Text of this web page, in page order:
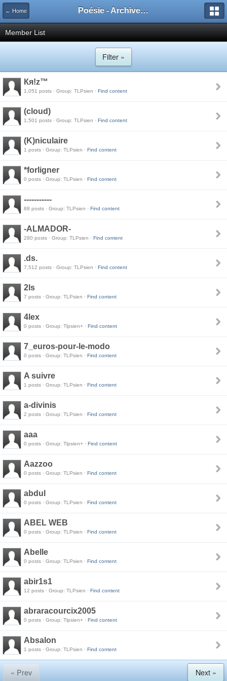
← Home Poésie - Archives de Toute La Poésie - 2005 - 2006
Member List
Filter »
Кя!z™
1,051 posts · Group: TLPsien · Find content
(cloud)
1,501 posts · Group: TLPsien · Find content
(K)niculaire
1 posts · Group: TLPsien · Find content
*forligner
0 posts · Group: TLPsien · Find content
-----------
88 posts · Group: TLPsien · Find content
-ALMADOR-
280 posts · Group: TLPsien · Find content
.ds.
7,512 posts · Group: TLPsien · Find content
2ls
7 posts · Group: TLPsien · Find content
4lex
0 posts · Group: Tlpsien+ · Find content
7_euros-pour-le-modo
0 posts · Group: TLPsien · Find content
A suivre
1 posts · Group: TLPsien · Find content
a-divinis
2 posts · Group: TLPsien · Find content
aaa
0 posts · Group: Tlpsien+ · Find content
Aazzoo
0 posts · Group: TLPsien · Find content
abdul
0 posts · Group: TLPsien · Find content
ABEL WEB
0 posts · Group: TLPsien · Find content
Abelle
0 posts · Group: TLPsien · Find content
abir1s1
12 posts · Group: TLPsien · Find content
abraracourcix2005
0 posts · Group: Tlpsien+ · Find content
Absalon
1 posts · Group: TLPsien · Find content
« Prev Next »